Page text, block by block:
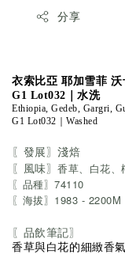
分享
衣索比亞 耶加雪菲
G1 Lot032 ｜水洗
Ethiopia, Gedeb, Gargri,
G1 Lot032｜Washed
〖發展〗淺焙
〖風味〗香草、白花
〖品種〗74110
〖海拔〗1983 - 2200M
〖品飲筆記〗
香草與白花的細緻香